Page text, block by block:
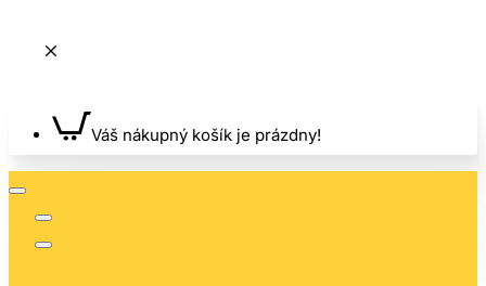
Váš nákupný košík je prázdny!